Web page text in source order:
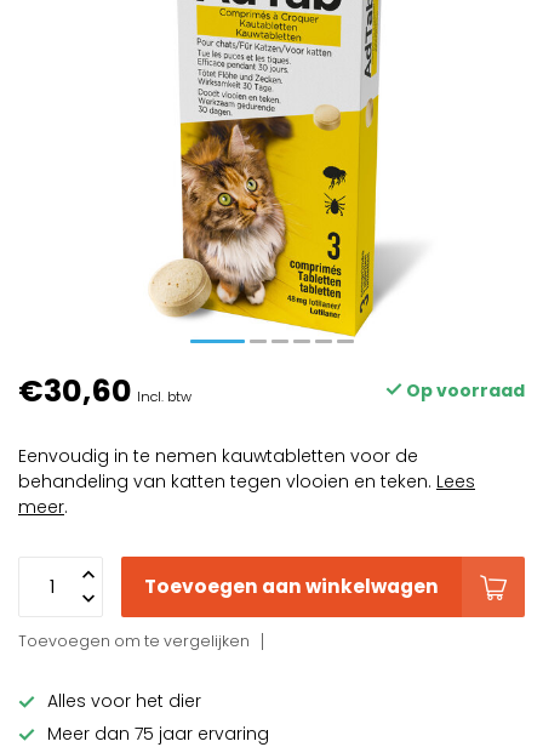
€30,60 Incl. btw Op voorraad
Eenvoudig in te nemen kauwtabletten voor de
behandeling van katten tegen vlooien en teken. Lees
meer.
Toevoegen aan winkelwagen
Toevoegen om te vergelijken
Alles voor het dier
Meer dan 75 jaar ervaring